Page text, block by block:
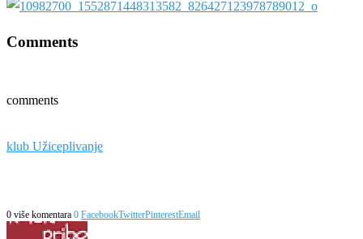
Comments
comments
klub Užiceplivanje
0 više komentara 0 FacebookTwitterPinterestEmail